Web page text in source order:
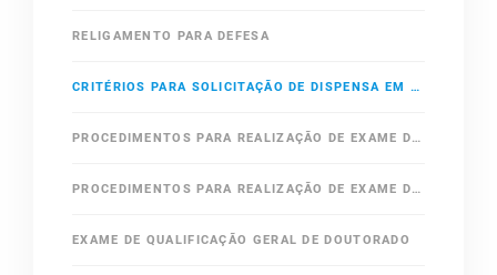
RELIGAMENTO PARA DEFESA
CRITÉRIOS PARA SOLICITAÇÃO DE DISPENSA EM ÁREAS OBRIGATÓRIAS DO MESTRADO
PROCEDIMENTOS PARA REALIZAÇÃO DE EXAME DE QUALIFICAÇÃO DE MESTRADO
PROCEDIMENTOS PARA REALIZAÇÃO DE EXAME DE QUALIFICAÇÃO ESPECÍFICO DE DOUTORADO
EXAME DE QUALIFICAÇÃO GERAL DE DOUTORADO